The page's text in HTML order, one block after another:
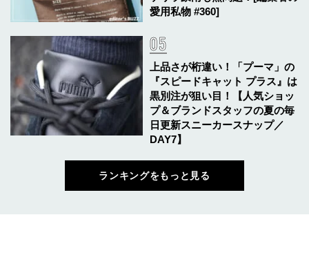
愛用私物 #360]
上品さが桁違い！「プーマ」の
『スピードキャット プラス』は
黒別注が狙い目！【人気ショッ
プ＆ブランドスタッフの夏の毎
日更新スニーカースナップ／
DAY7】
ランキングをもっと見る